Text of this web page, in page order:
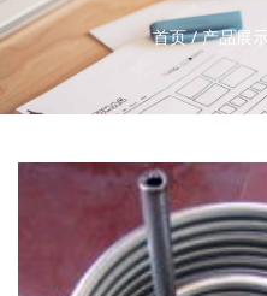
首页/产品展示